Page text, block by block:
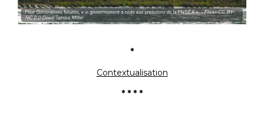
*
Contextualisation
* * * *